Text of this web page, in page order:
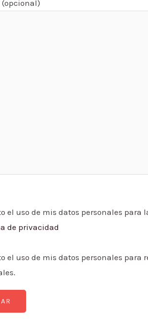
(opcional)
el uso de mis datos personales para
de privacidad
el uso de mis datos personales para